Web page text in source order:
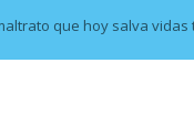
fondos para
deja un policía muerto
que hoy salva